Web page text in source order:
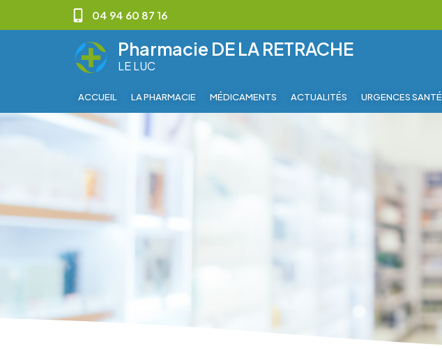
04 94 60 87 16
Pharmacie DE LA RETRACHE
LE LUC
ACCUEIL LA PHARMACIE MÉDICAMENTS ACTUALITÉS URGENCES SANTÉ